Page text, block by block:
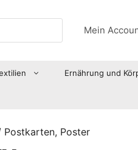
Mein
Ernährung und
Poster